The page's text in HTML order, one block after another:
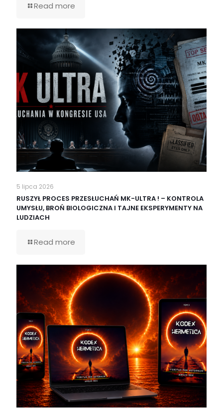
Read more
5 lipca 2026
RUSZYŁ PROCES PRZESŁUCHAŃ MK-ULTRA ! – KONTROLA
UMYSŁU, BROŃ BIOLOGICZNA I TAJNE EKSPERYMENTY NA
LUDZIACH
Read more